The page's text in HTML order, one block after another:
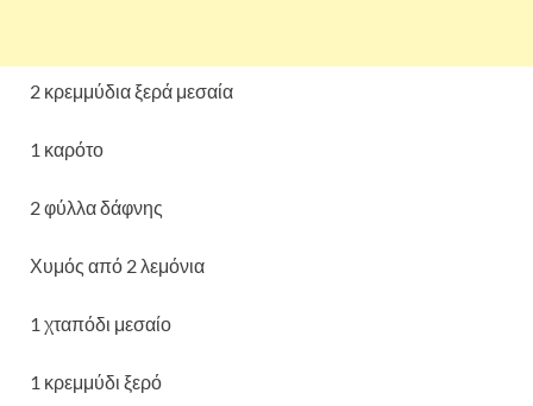
2 κρεμμύδια ξερά μεσαία
1 καρότο
2 φύλλα δάφνης
Χυμός από 2 λεμόνια
1 χταπόδι μεσαίο
1 κρεμμύδι ξερό